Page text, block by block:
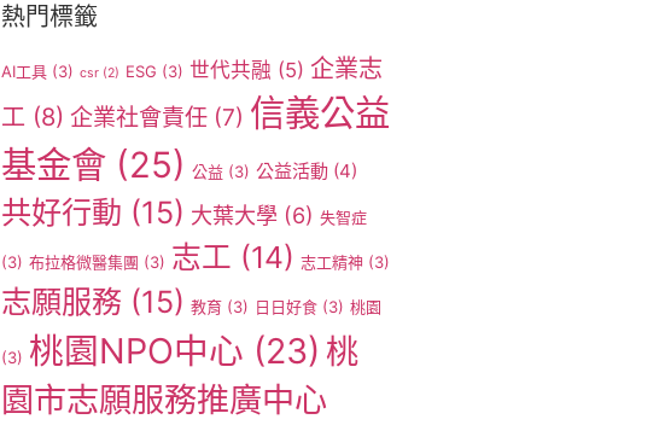
熱門標籤
AI工具 (3) csr (2) ESG (3) 世代共融 (5) 企業志
工 (8) 企業社會責任 (7) 信義公益
基金會 (25) 公益 (3) 公益活動 (4)
共好行動 (15) 大葉大學 (6) 失智症
(3) 布拉格微醫集團 (3) 志工 (14) 志工精神 (3)
志願服務 (15) 教育 (3) 日日好食 (3) 桃園
(3) 桃園NPO中心 (23) 桃
園市志願服務推廣中心